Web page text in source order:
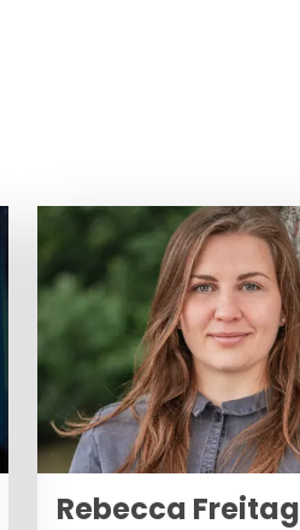
Rebecca Freitag